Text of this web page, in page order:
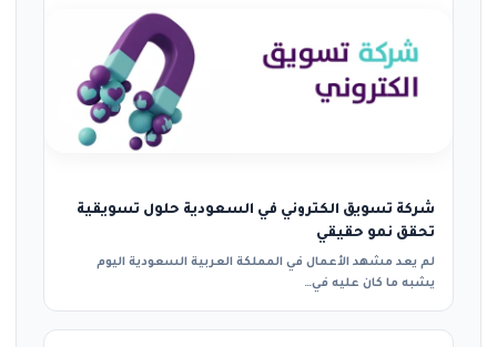
شركة تسويق الكتروني في السعودية حلول تسويقية
تحقق نمو حقيقي
لم يعد مشهد الأعمال في المملكة العربية السعودية اليوم
يشبه ما كان عليه في…